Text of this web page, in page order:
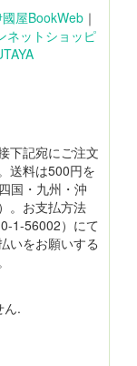
屋BookWeb ｜
ネットショッピ
下記宛にご注文
送料は500円を
国・九州・沖
。お支払方法
1-56002）にて
いをお願いする
.